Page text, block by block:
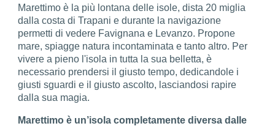
Marettimo è la più lontana delle isole, dista 20 miglia
dalla costa di Trapani e durante la navigazione
permetti di vedere Favignana e Levanzo. Propone
mare, spiagge natura incontaminata e tanto altro. Per
vivere a pieno l'isola in tutta la sua belletta, è
necessario prendersi il giusto tempo, dedicandole i
giusti sguardi e il giusto ascolto, lasciandosi rapire
dalla sua magia.
Marettimo è un’isola completamente diversa dalle